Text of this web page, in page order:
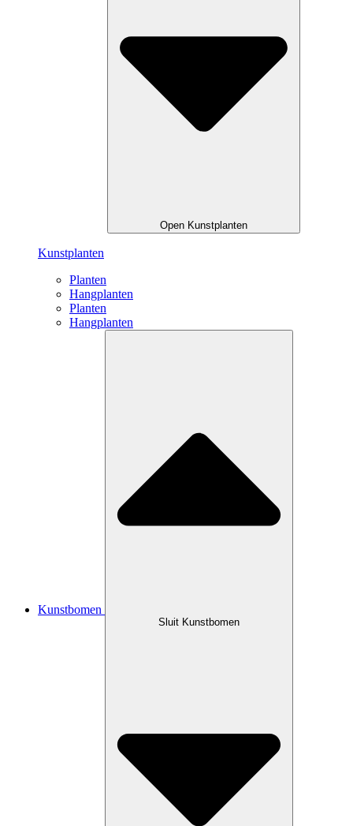
Open Kunstplanten
Kunstplanten
Planten
Hangplanten
Planten
Hangplanten
Kunstbomen
Sluit Kunstbomen